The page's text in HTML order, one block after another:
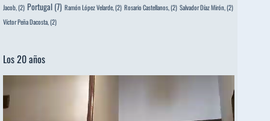
Jacob, (2) Portugal (7) Ramón López Velarde, (2) Rosario Castellanos, (2) Salvador Díaz Mirón, (2)
Víctor Peña Dacosta, (2)
Los 20 años
de
vídeo